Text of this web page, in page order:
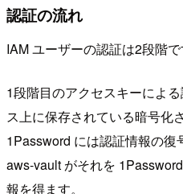
認証の流れ
IAM ユーザーの認証は2段階で
1段階目のアクセスキーによ
ス上に保存されている暗号化
1Password には認証情報の復
aws-vault がそれを
報を得ます。